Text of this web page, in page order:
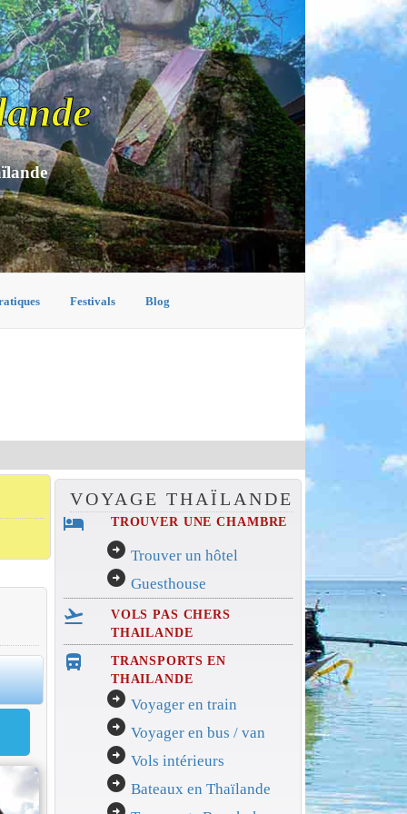
Festivals Blog
VOYAGE THAÏLANDE
hotel TROUVER UNE CHAMBRE
arrow_circle_right Trouver un hôtel
arrow_circle_right Guesthouse
flight_takeoff
VOLS PAS CHERS
THAILANDE
directions_bus_filled
TRANSPORTS EN
THAILANDE
arrow_circle_right Voyager en train
arrow_circle_right Voyager en bus / van
arrow_circle_right Vols intérieurs
arrow_circle_right Bateaux en Thaïlande